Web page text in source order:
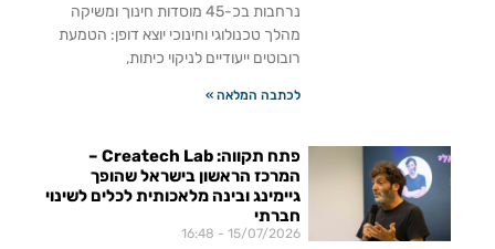
נרחבות בכ-45 מוסדות חינוך ומשיקה
מהלך טכנולוגי וחינוכי יוצא דופן: הטמעת
רובוטים ייעודיים לניקוי כיתות,
לכתבה המלאה »
פתח תקווה: Createch Lab –
המרכז הראשון בישראל שהופך
גיימינג ובינה מלאכותית לכלים לשינוי
חברתי
15/07/2026